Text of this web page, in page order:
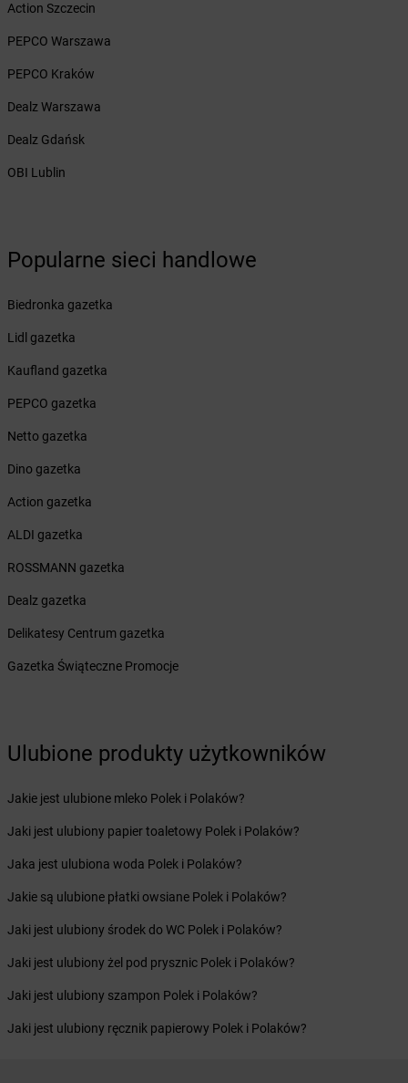
Żabka Biecz
Żabka Biedrusko
Żabka Bielawa
Żabka
Żabka Bielsko
Żabka Bielsko-Biała
Żabka Bieżuń
Żabka
Żabka
Biłgoraj
Biórków Mały
Żabka Biskupice
Żabka
Biskupiec
Biskupów
Żabka Blachownia
Żabka
Błażejewo
Żabka
Żabka Blizne Łaszczyńskiego
Żabka
Bliżyn
Żabka Błonie
Żabka Bobolice
Bobolin
Żabka Bobowa
Żabka
Bobrek
Bobrowniki
Żabka Bochnia
Żabka Bogatynia
Żabka Bogdanowo
Żabka
Boguchwała
Żabka
Boguchwałowice
Żabka Boguszów-Gorce
Żabka
Boguszyce
Bohater
Żabka Bojano
Żabka
Bojszowy
Żabka
Bolechowo
Żabka Bolęcin
Żabka
Bolesław
Żabka
Bolesławiec
Action Szczecin
PEPCO Warszawa
PEPCO Kraków
Dealz Warszawa
Dealz Gdańsk
OBI Lublin
Popularne sieci handlowe
Biedronka gazetka
Lidl gazetka
Kaufland gazetka
PEPCO gazetka
Netto gazetka
Dino gazetka
Action gazetka
ALDI gazetka
ROSSMANN gazetka
Dealz gazetka
Delikatesy Centrum gazetka
Gazetka Świąteczne Promocje
Ulubione produkty użytkowników
Jakie jest ulubione mleko Polek i Polaków?
Jaki jest ulubiony papier toaletowy Polek i Polaków?
Jaka jest ulubiona woda Polek i Polaków?
Jakie są ulubione płatki owsiane Polek i Polaków?
Jaki jest ulubiony środek do WC Polek i Polaków?
Jaki jest ulubiony żel pod prysznic Polek i Polaków?
Jaki jest ulubiony szampon Polek i Polaków?
Jaki jest ulubiony ręcznik papierowy Polek i Polaków?